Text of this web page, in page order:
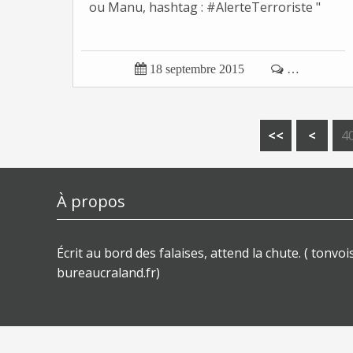
ou Manu, hashtag : #AlerteTerroriste "
 18 septembre 2015  …
<< <
À propos
Écrit au bord des falaises, attend la chute. (
bureaucraland.fr)